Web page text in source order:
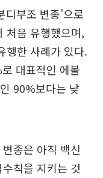
디부조 변종’으로
처음 유행했으며,
행한 사례가 있다.
대표적인 에볼
90%보다는 낮
종은 아직 백신
칙을 지키는 것